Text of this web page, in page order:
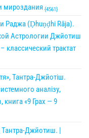
мироздания {4561}
Раджа (Ḍhuṇḍhi Rāja).
Астрологии Джйотиш
классический трактат
Тантра-Джйотіш.
аналізу,
«9 Грах — 9
Джйотиш. |